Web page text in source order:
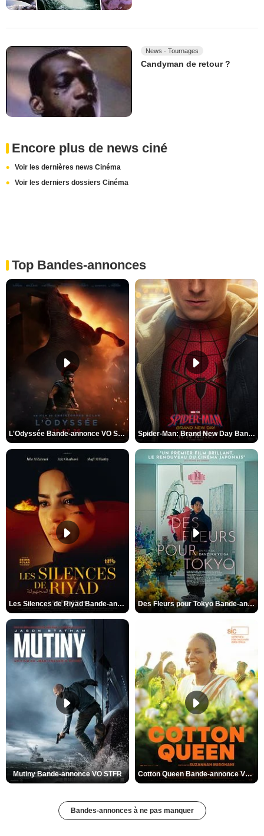
News - Tournages
Candyman de retour ?
Encore plus de news ciné
Voir les dernières news Cinéma
Voir les derniers dossiers Cinéma
Top Bandes-annonces
L'Odyssée Bande-annonce VO STFR Spider-Man: Brand New Day Bande-annonce VO STFR
Les Silences de Riyad Bande-annonce VO STFR Des Fleurs pour Tokyo Bande-annonce VO STFR
Mutiny Bande-annonce VO STFR Cotton Queen Bande-annonce VO STFR
Bandes-annonces à ne pas manquer